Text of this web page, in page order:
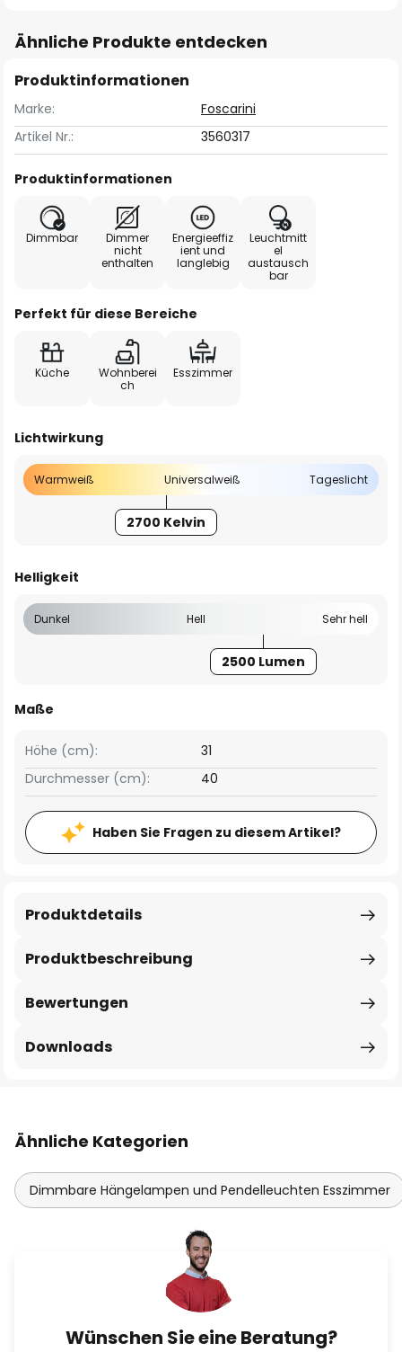
Ähnliche Produkte entdecken
Produktinformationen
Marke:
Foscarini
Artikel Nr.:
3560317
Produktinformationen
Dimmbar
Dimmer
nicht
enthalten
Energieeffiz
ient und
langlebig
Leuchtmitt
el
austausch
bar
Perfekt für diese Bereiche
Küche
Wohnberei
ch
Esszimmer
Lichtwirkung
Warmweiß Universalweiß Tageslicht
2700 Kelvin
Helligkeit
Dunkel Hell Sehr hell
2500 Lumen
Maße
Höhe (cm):
31
Durchmesser (cm):
40
Haben Sie Fragen zu diesem Artikel?
Produktbeschreibung
Produktdetails
Bewertungen
Downloads
Ähnliche Kategorien
Dimmbare Hängelampen und Pendelleuchten Esszimmer
Wünschen Sie eine Beratung?